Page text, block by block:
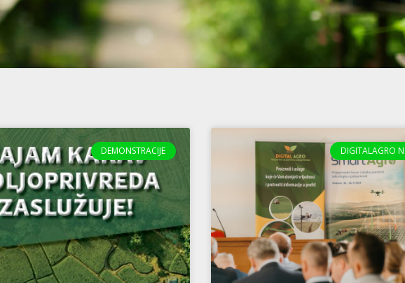
DEMONSTRACIJE DIGITALAGRO